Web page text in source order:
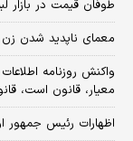
طوفان قیمت در
معمای ناپدید شدن زن ۴۵ ساله در تهران کشف شد+ جزئیات
واکنش روزنامه
معیار، قانون است،
اظهارات رئیس جمهور